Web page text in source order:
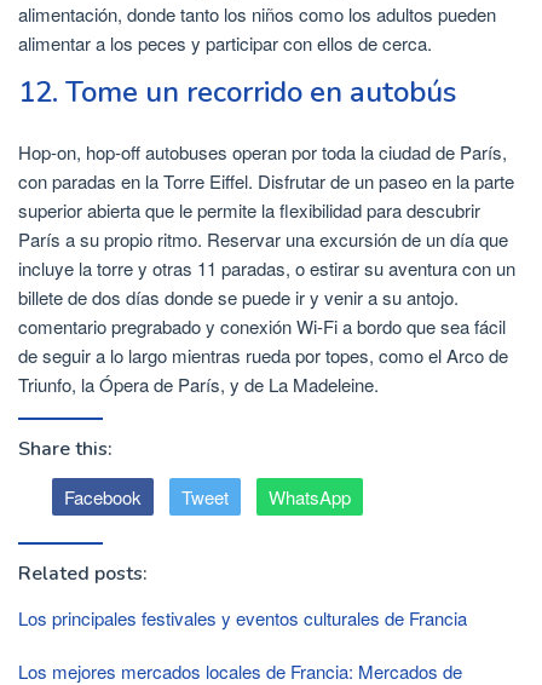
alimentación, donde tanto los niños como los adultos pueden
alimentar a los peces y participar con ellos de cerca.
12. Tome un recorrido en autobús
Hop-on, hop-off autobuses operan por toda la ciudad de París,
con paradas en la Torre Eiffel. Disfrutar de un paseo en la parte
superior abierta que le permite la flexibilidad para descubrir
París a su propio ritmo. Reservar una excursión de un día que
incluye la torre y otras 11 paradas, o estirar su aventura con un
billete de dos días donde se puede ir y venir a su antojo.
comentario pregrabado y conexión Wi-Fi a bordo que sea fácil
de seguir a lo largo mientras rueda por topes, como el Arco de
Triunfo, la Ópera de París, y de La Madeleine.
Share this:
Facebook Tweet WhatsApp
Related posts:
Los principales festivales y eventos culturales de Francia
Los mejores mercados locales de Francia: Mercados de